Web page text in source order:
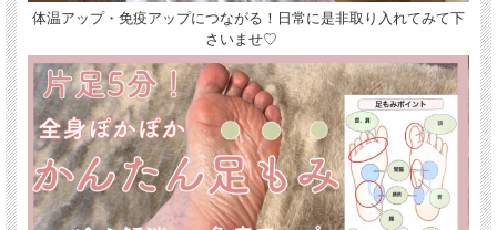
体温アップ・免疫アップにつながる！日常に是非取り入れてみて下
さいませ♡